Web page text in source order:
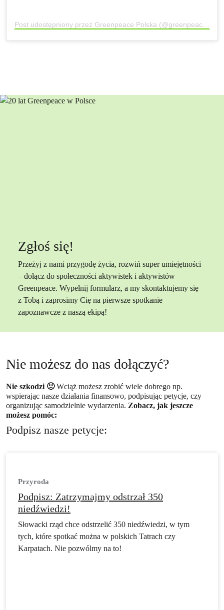
Zgłoś się!
Przeżyj z nami przygodę życia, rozwiń super umiejętności
– dołącz do społeczności aktywistek i aktywistów
Greenpeace. Wypełnij formularz, a my skontaktujemy się
z Tobą i zaprosimy Cię na pierwsze spotkanie
zapoznawcze z naszą ekipą!
Nie możesz do nas dołączyć?
Nie szkodzi 🙂Wciąż możesz zrobić wiele dobrego np.
wspierając nasze działania finansowo, podpisując petycje, czy
organizując samodzielnie wydarzenia. Zobacz, jak jeszcze
możesz pomóc:
Podpisz nasze petycje:
Przyroda
Podpisz: Zatrzymajmy odstrzał 350
niedźwiedzi!
Słowacki rząd chce odstrzelić 350 niedźwiedzi, w tym
tych, które spotkać można w polskich Tatrach czy
Karpatach. Nie pozwólmy na to!